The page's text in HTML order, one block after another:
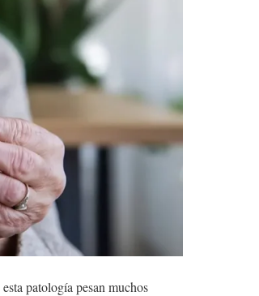
patología pesan muchos